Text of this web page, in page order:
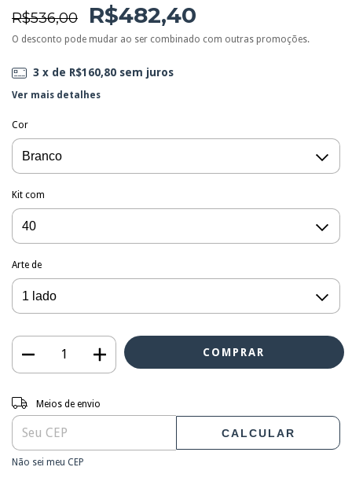
R$536,00 R$482,40
O desconto pode mudar ao ser combinado com outras promoções.
3 x de R$160,80 sem juros
Ver mais detalhes
Cor
Kit com
Arte de
Entregas para o CEP:
Meios de envio
CALCULAR
Não sei meu CEP